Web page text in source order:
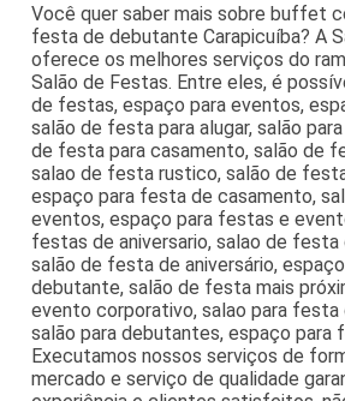
Você quer saber mais sobre buffet
festa de debutante Carapicuíba? A
oferece os melhores serviços do
Salão de Festas. Entre eles, é
de festas, espaço para eventos,
salão de festa para alugar, salão
de festa para casamento, salão de
salao de festa rustico, salão de
espaço para festa de casamento,
eventos, espaço para festas e
festas de aniversario, salao de
salão de festa de aniversário,
debutante, salão de festa mais
evento corporativo, salao para
salão para debutantes, espaço para
Executamos nossos serviços de
mercado e serviço de qualidade